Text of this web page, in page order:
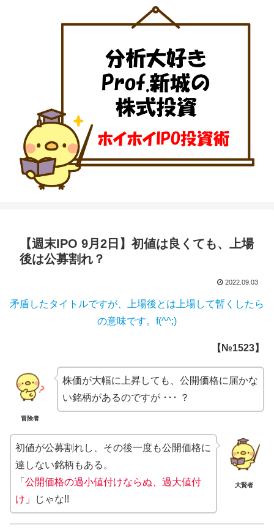
【週末IPO 9月2日】初値は良くても、上場
後は公募割れ？
2022.09.03
矛盾したタイトルですが、上場後とは上場して暫くしたら
の意味です。f(^^;)
【№1523】
冒険者
株価が大幅に上昇しても、公開価格に届かな
い銘柄があるのですが ･･･ ？
大賢者
初値が公募割れし、その後一度も公開価格に
達しない銘柄もある。
「 公開価格の過小値付けならぬ、過大値付
け 」じゃな!!